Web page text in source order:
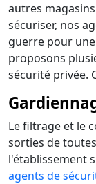
autres
sécuriser, nos
guerre pour
proposons
sécurité privée.
Le filtrage et le
sorties de
l'établissement
agents de